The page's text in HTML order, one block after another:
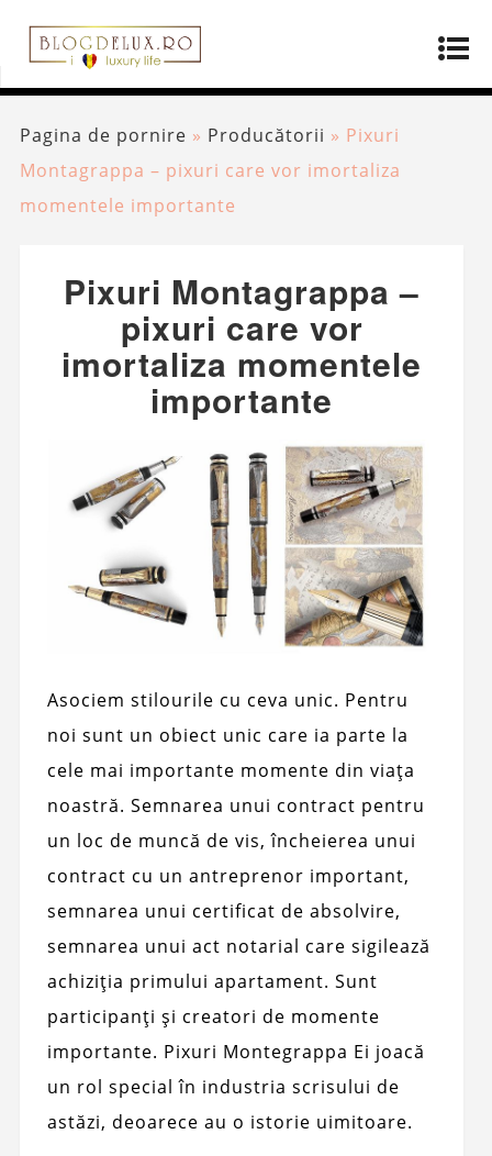
Pagina de pornire » Producătorii » Pixuri
Montagrappa – pixuri care vor imortaliza
momentele importante
Pixuri Montagrappa –
pixuri care vor
imortaliza momentele
importante
Asociem stilourile cu ceva unic. Pentru
noi sunt un obiect unic care ia parte la
cele mai importante momente din viața
noastră. Semnarea unui contract pentru
un loc de muncă de vis, încheierea unui
contract cu un antreprenor important,
semnarea unui certificat de absolvire,
semnarea unui act notarial care sigilează
achiziția primului apartament. Sunt
participanți și creatori de momente
importante. Pixuri Montegrappa Ei joacă
un rol special în industria scrisului de
astăzi, deoarece au o istorie uimitoare.